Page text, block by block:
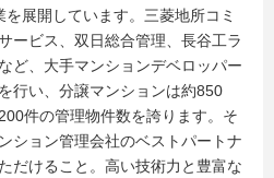
展開しています。三菱地所コミ
ービス、双日総合管理、長谷工ラ
ど、大手マンションデベロッパー
行い、分譲マンションは約850
件の管理物件数を誇ります。そ
ション管理会社のベストパートナ
だけること。高い技術力と豊富な